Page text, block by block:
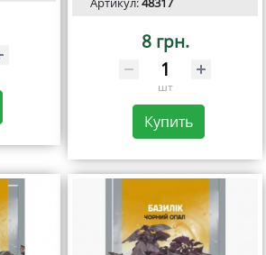
8 грн.
шт
Купить